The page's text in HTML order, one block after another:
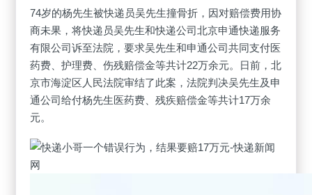
74岁的杨先生被快递员吴先生撞骨折，因对赔偿费用协
商未果，将快递员吴先生和快递公司北京申通快递服务
有限公司诉至法院，要求吴先生和申通公司共同支付医
药费、护理费、伤残赔偿金等共计22万余元。日前，北
京市海淀区人民法院审结了此案，法院判决吴先生及申
通公司给付杨先生医药费、残疾赔偿金等共计17万余
元。